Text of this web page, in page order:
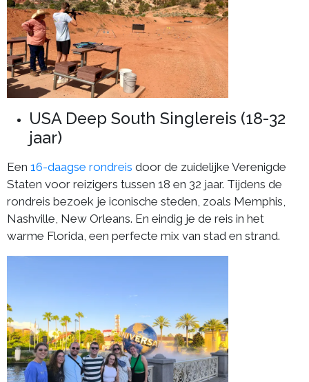
USA Deep South Singlereis (18-32
jaar)
Een 16-daagse rondreis door de zuidelijke Verenigde
Staten voor reizigers tussen 18 en 32 jaar. Tijdens de
rondreis bezoek je iconische steden, zoals Memphis,
Nashville, New Orleans. En eindig je de reis in het
warme Florida, een perfecte mix van stad en strand.